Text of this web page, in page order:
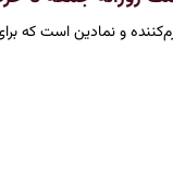
و نمادین است که